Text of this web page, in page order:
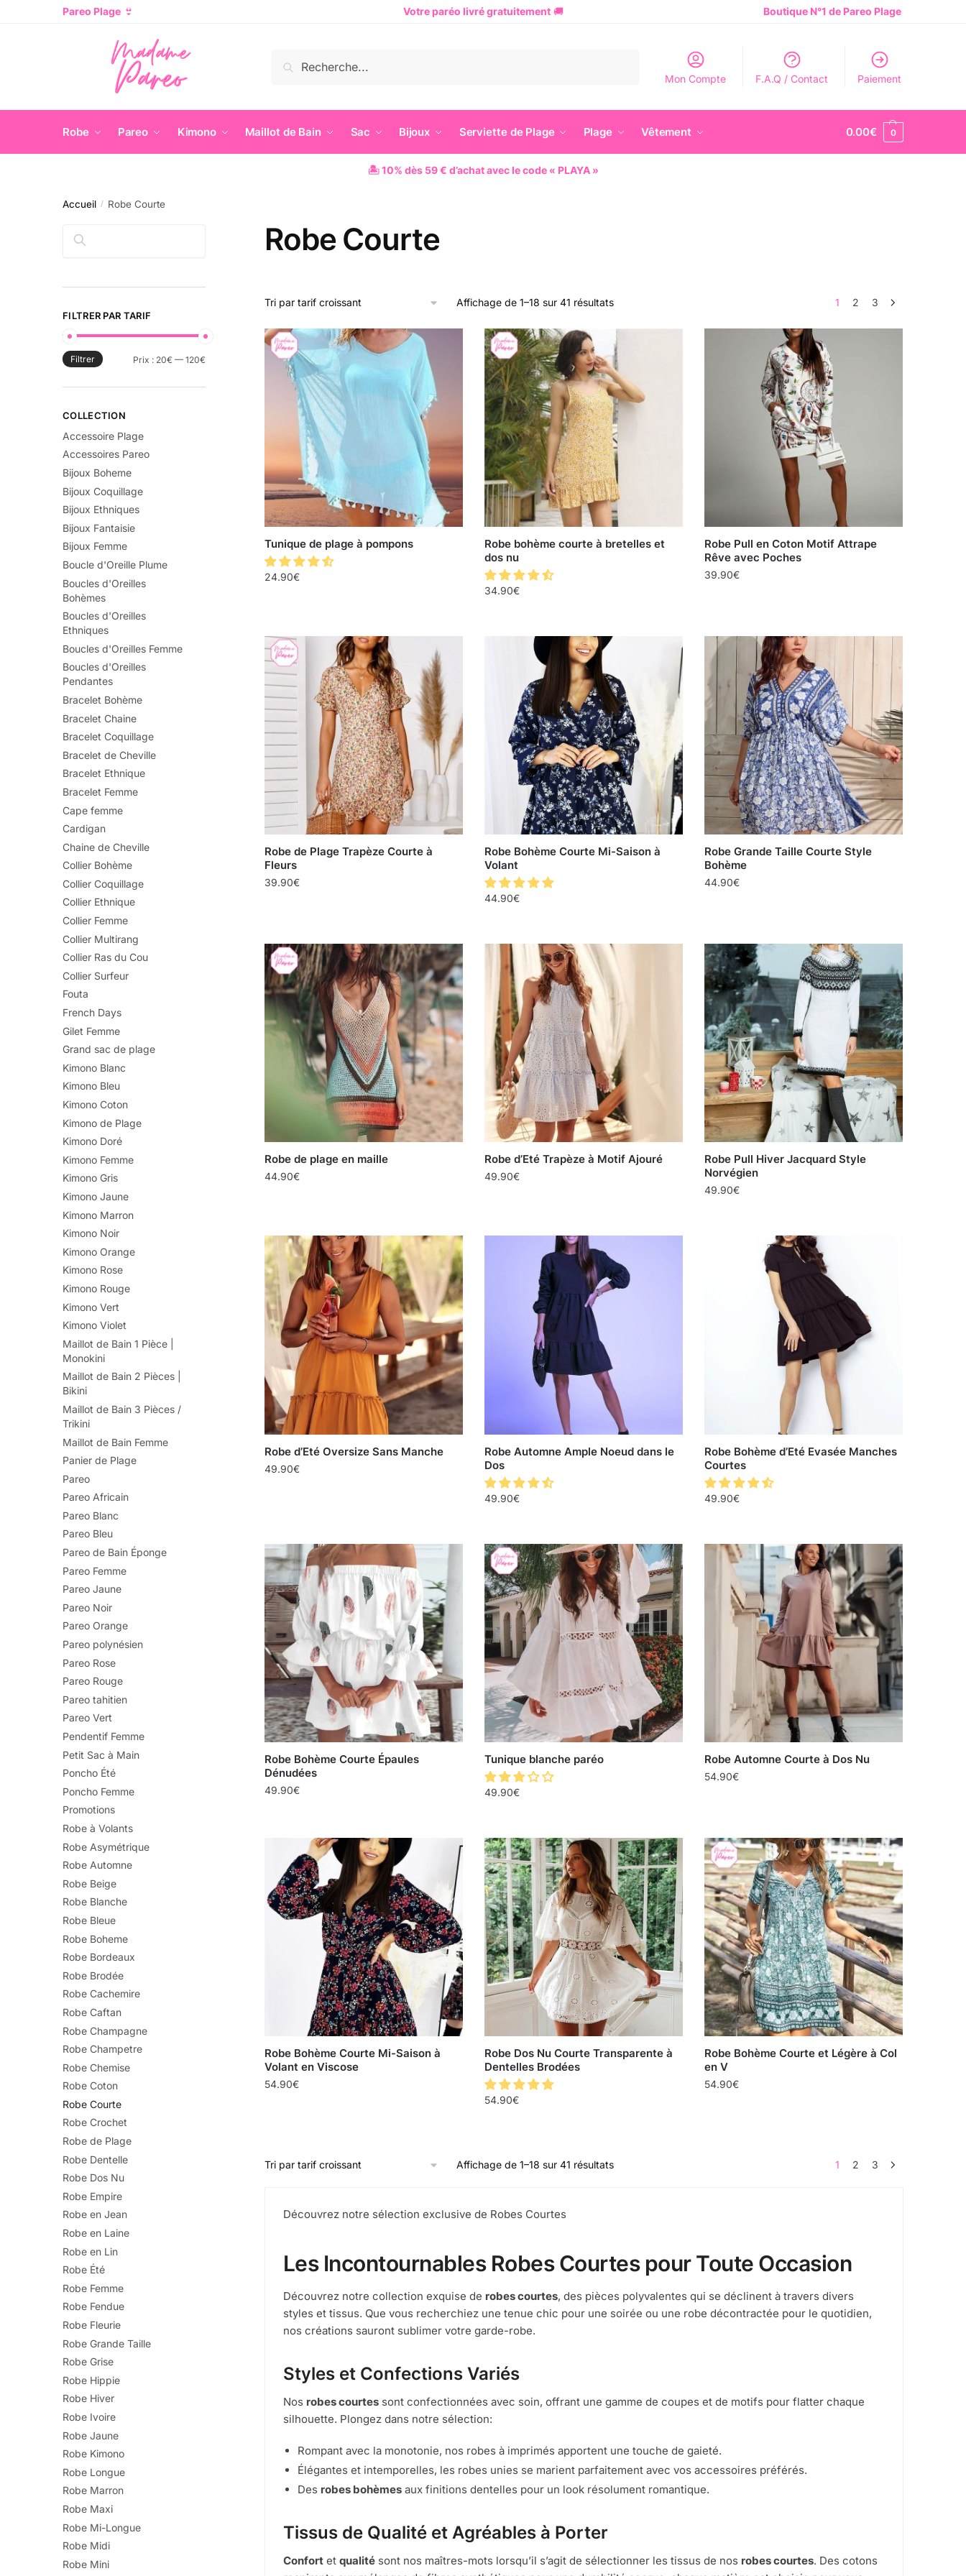
Pareo Plage 👙 Votre paréo livré gratuitement🚚 Boutique N°1 de Pareo Plage
Recherche
Mon Compte F.A.Q / Contact Paiement
Robe Pareo Kimono Maillot de Bain Sac Bijoux Serviette de Plage Plage Vêtement 0.00€ 0
🏝 10% dès 59 € d’achat avec le code « PLAYA »
Accueil / Robe Courte
Robe Courte
Affichage de 1–18 sur 41 résultats 1 2 3
Tunique de plage à pompons
24.90€
Robe bohème courte à bretelles et
dos nu
34.90€
Robe Pull en Coton Motif Attrape
Rêve avec Poches
39.90€
Robe de Plage Trapèze Courte à
Fleurs
39.90€
Robe Bohème Courte Mi-Saison à
Volant
44.90€
Robe Grande Taille Courte Style
Bohème
44.90€
Robe de plage en maille
44.90€
Robe d’Eté Trapèze à Motif Ajouré
49.90€
Robe Pull Hiver Jacquard Style
Norvégien
49.90€
Robe d’Eté Oversize Sans Manche
49.90€
Robe Automne Ample Noeud dans le
Dos
49.90€
Robe Bohème d’Eté Evasée Manches
Courtes
49.90€
Robe Bohème Courte Épaules
Dénudées
49.90€
Tunique blanche paréo
49.90€
Robe Automne Courte à Dos Nu
54.90€
Robe Bohème Courte Mi-Saison à
Volant en Viscose
54.90€
Robe Dos Nu Courte Transparente à
Dentelles Brodées
54.90€
Robe Bohème Courte et Légère à Col
en V
54.90€
Affichage de 1–18 sur 41 résultats 1 2 3
Découvrez notre sélection exclusive de Robes Courtes
Les Incontournables Robes Courtes pour Toute Occasion
Découvrez notre collection exquise de robes courtes, des pièces polyvalentes qui se déclinent à travers divers
styles et tissus. Que vous recherchiez une tenue chic pour une soirée ou une robe décontractée pour le quotidien,
nos créations sauront sublimer votre garde-robe.
Styles et Confections Variés
Nos robes courtessont confectionnées avec soin, offrant une gamme de coupes et de motifs pour flatter chaque
silhouette. Plongez dans notre sélection:
Rompant avec la monotonie, nos robes à imprimés apportent une touche de gaieté.
Élégantes et intemporelles, les robes unies se marient parfaitement avec vos accessoires préférés.
Des robes bohèmesaux finitions dentelles pour un look résolument romantique.
Tissus de Qualité et Agréables à Porter
Confortet qualitésont nos maîtres-mots lorsqu’il s’agit de sélectionner les tissus de nos robes courtes. Des cotons
Rechercher
FILTRER PAR TARIF
Filtrer Prix : 20€ — 120€
COLLECTION
Accessoire Plage
Accessoires Pareo
Bijoux Boheme
Bijoux Coquillage
Bijoux Ethniques
Bijoux Fantaisie
Bijoux Femme
Boucle d'Oreille Plume
Boucles d'Oreilles
Bohèmes
Boucles d'Oreilles
Ethniques
Boucles d'Oreilles Femme
Boucles d'Oreilles
Pendantes
Bracelet Bohème
Bracelet Chaine
Bracelet Coquillage
Bracelet de Cheville
Bracelet Ethnique
Bracelet Femme
Cape femme
Cardigan
Chaine de Cheville
Collier Bohème
Collier Coquillage
Collier Ethnique
Collier Femme
Collier Multirang
Collier Ras du Cou
Collier Surfeur
Fouta
French Days
Gilet Femme
Grand sac de plage
Kimono Blanc
Kimono Bleu
Kimono Coton
Kimono de Plage
Kimono Doré
Kimono Femme
Kimono Gris
Kimono Jaune
Kimono Marron
Kimono Noir
Kimono Orange
Kimono Rose
Kimono Rouge
Kimono Vert
Kimono Violet
Maillot de Bain 1 Pièce |
Monokini
Maillot de Bain 2 Pièces |
Bikini
Maillot de Bain 3 Pièces /
Trikini
Maillot de Bain Femme
Panier de Plage
Pareo
Pareo Africain
Pareo Blanc
Pareo Bleu
Pareo de Bain Éponge
Pareo Femme
Pareo Jaune
Pareo Noir
Pareo Orange
Pareo polynésien
Pareo Rose
Pareo Rouge
Pareo tahitien
Pareo Vert
Pendentif Femme
Petit Sac à Main
Poncho Été
Poncho Femme
Promotions
Robe à Volants
Robe Asymétrique
Robe Automne
Robe Beige
Robe Blanche
Robe Bleue
Robe Boheme
Robe Bordeaux
Robe Brodée
Robe Cachemire
Robe Caftan
Robe Champagne
Robe Champetre
Robe Chemise
Robe Coton
Robe Courte
Robe Crochet
Robe de Plage
Robe Dentelle
Robe Dos Nu
Robe Empire
Robe en Jean
Robe en Laine
Robe en Lin
Robe Été
Robe Femme
Robe Fendue
Robe Fleurie
Robe Grande Taille
Robe Grise
Robe Hippie
Robe Hiver
Robe Ivoire
Robe Jaune
Robe Kimono
Robe Longue
Robe Marron
Robe Maxi
Robe Mi-Longue
Robe Midi
Robe Mini